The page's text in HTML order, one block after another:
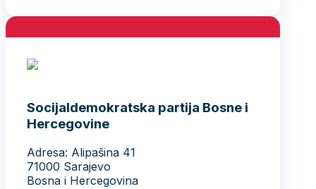
Socijaldemokratska partija Bosne i
Hercegovine
Adresa: Alipašina 41
71000 Sarajevo
Bosna i Hercegovina